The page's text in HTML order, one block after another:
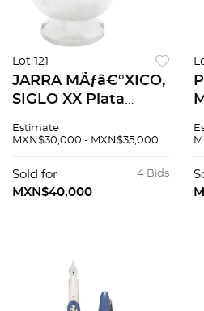
Lot 121
JARRA MÃƒâ€°XICO,
SIGLO XX Plata
Sellado TANE
Estimate
MXN$30,000 - MXN$35,000
4 Bids
Sold for
MXN$40,000